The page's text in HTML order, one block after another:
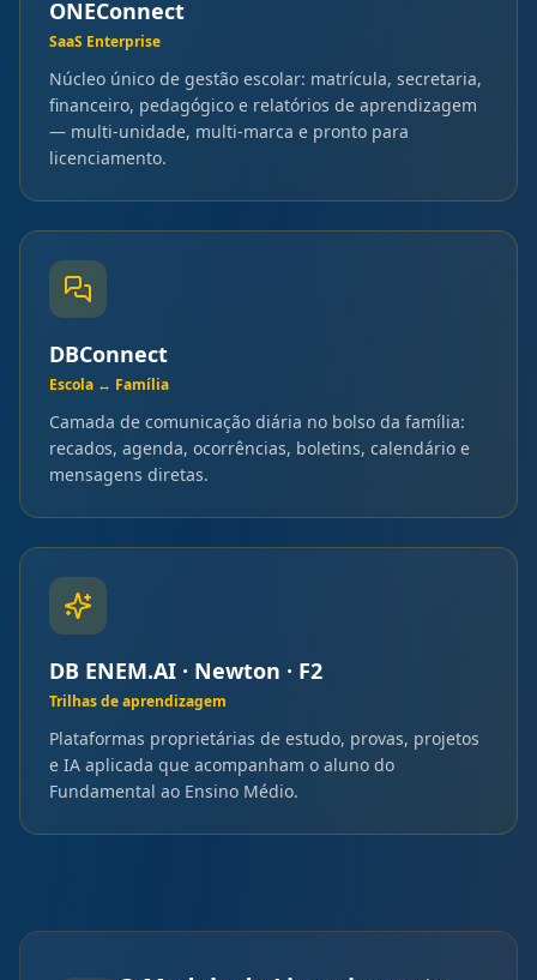
ONEConnect
SaaS Enterprise
Núcleo único de gestão escolar: matrícula, secretaria,
financeiro, pedagógico e relatórios de aprendizagem
— multi-unidade, multi-marca e pronto para
licenciamento.
DBConnect
Escola ↔ Família
Camada de comunicação diária no bolso da família:
recados, agenda, ocorrências, boletins, calendário e
mensagens diretas.
DB ENEM.AI · Newton · F2
Trilhas de aprendizagem
Plataformas proprietárias de estudo, provas, projetos
e IA aplicada que acompanham o aluno do
Fundamental ao Ensino Médio.